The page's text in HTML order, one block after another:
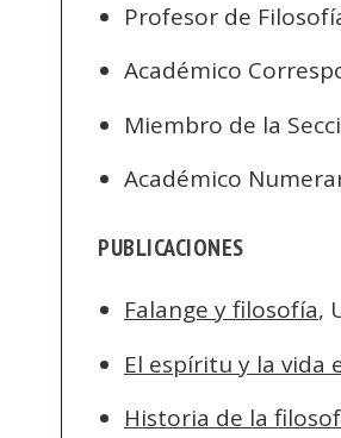
Profesor de
Académico
Miembro de la
Académico
PUBLICACIONES
Falange y filosofía,
El espíritu y la vida
Historia de la